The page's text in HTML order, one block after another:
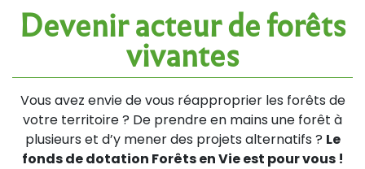
Devenir acteur de forêts
vivantes
Vous avez envie de vous réapproprier les forêts de
votre territoire ? De prendre en mains une forêt à
plusieurs et d’y mener des projets alternatifs ? Le
fonds de dotation Forêts en Vie est pour vous !